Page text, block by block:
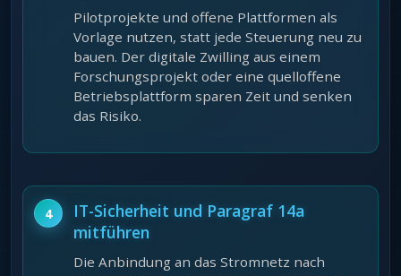
Pilotprojekte und offene Plattformen als
Vorlage nutzen, statt jede Steuerung neu zu
bauen. Der digitale Zwilling aus einem
Forschungsprojekt oder eine quelloffene
Betriebsplattform sparen Zeit und senken
das Risiko.
IT-Sicherheit und Paragraf 14a
mitführen
Die Anbindung an das Stromnetz nach